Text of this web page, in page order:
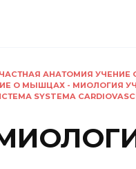
ЧАСТНАЯ АНАТОМИЯ УЧЕНИЕ
О МЫШЦАХ - МИОЛОГИЯ
SYSTEMA